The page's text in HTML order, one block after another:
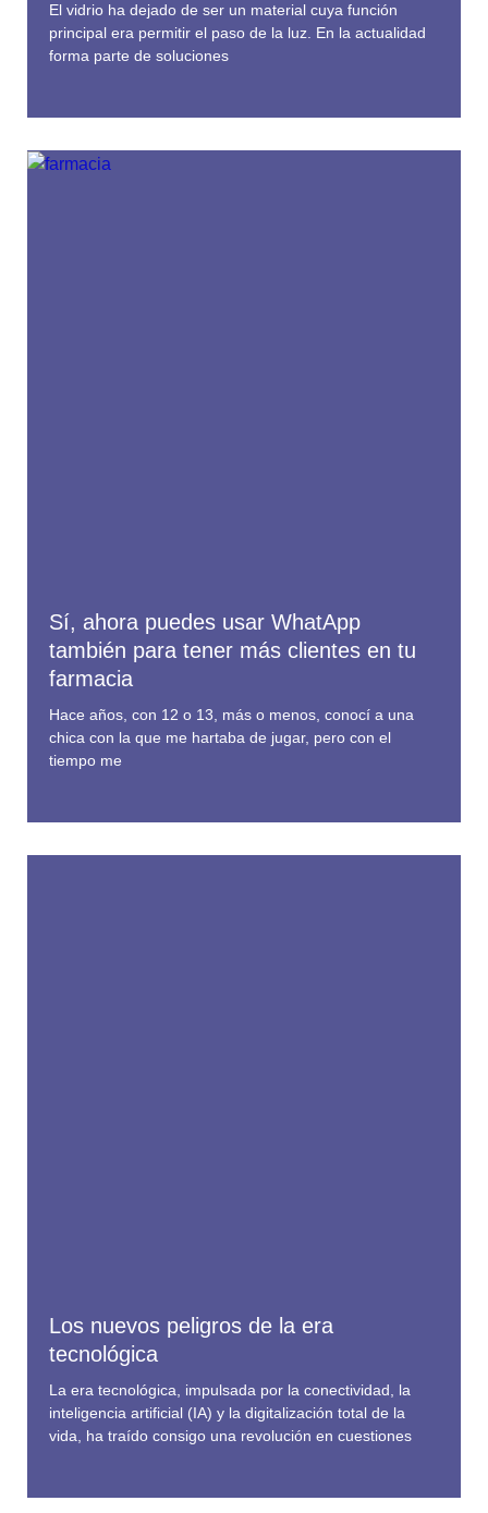
El vidrio ha dejado de ser un material cuya función
principal era permitir el paso de la luz. En la actualidad
forma parte de soluciones
Sí, ahora puedes usar WhatApp
también para tener más clientes en tu
farmacia
Hace años, con 12 o 13, más o menos, conocí a una
chica con la que me hartaba de jugar, pero con el
tiempo me
Los nuevos peligros de la era
tecnológica
La era tecnológica, impulsada por la conectividad, la
inteligencia artificial (IA) y la digitalización total de la
vida, ha traído consigo una revolución en cuestiones